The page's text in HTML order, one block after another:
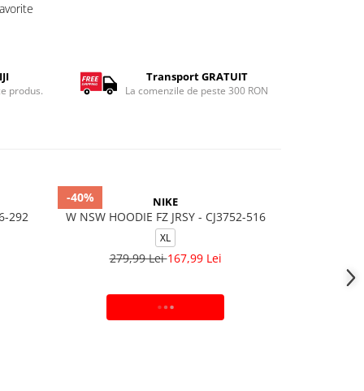
produs.
Transport GRATUIT
La comenzile de peste 300 RON
292
-40% NIKE
W NSW HOODIE FZ JRSY - CJ3752-516
XL
279,99 Lei167,99 Lei
ADAUGA IN COS